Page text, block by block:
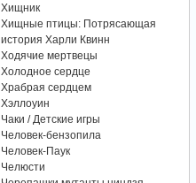
Хищник
Хищные птицы: Потрясающая
история Харли Квинн
Ходячие мертвецы
Холодное сердце
Храбрая сердцем
Хэллоуин
Чаки / Детские игры
Человек-бензопила
Человек-Паук
Челюсти